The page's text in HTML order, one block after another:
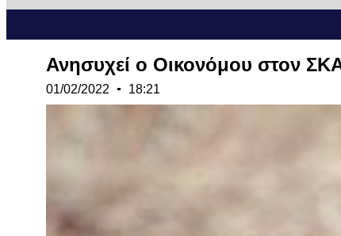
Ανησυχεί ο Οικονόμου στον
01/02/2022 18:21